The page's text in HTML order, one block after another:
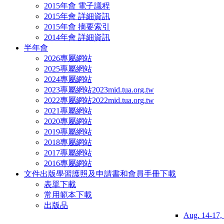
2015年會 電子議程
2015年會 詳細資訊
2015年會 摘要索引
2014年會 詳細資訊
半年會
2026專屬網站
2025專屬網站
2024專屬網站
2023專屬網站2023mid.tua.org.tw
2022專屬網站2022mid.tua.org.tw
2021專屬網站
2020專屬網站
2019專屬網站
2018專屬網站
2017專屬網站
2016專屬網站
文件出版學習護照及申請書和會員手冊下載
表單下載
常用範本下載
出版品
Aug. 14-17,